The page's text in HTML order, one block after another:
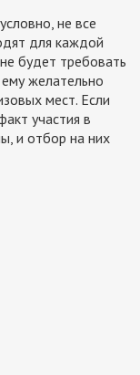
не все
для каждой
будет требовать
желательно
мест. Если
участия в
и отбор на них